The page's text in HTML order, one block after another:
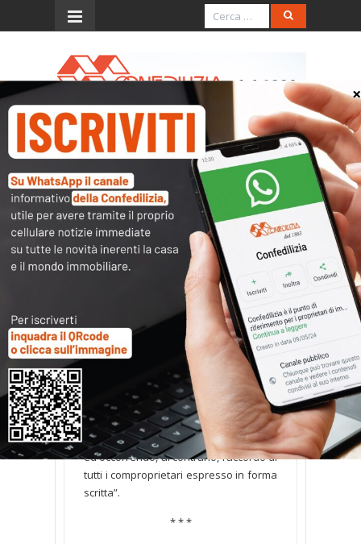
Menu
Delibera ricognitiva su beni
comuni – Poteri
dell’amministratore
La Cassazione (sent. 31.8.’17 n. 20612,
inedita) ha stabilito un principio di
riferimento importante. “La delibera
condominiale – ha detto – che accerti, a
maggioranza, l’ambito dei beni comuni
e l’estensione delle proprietà
esclusive, in deroga all’articolo 1117
cod. civ., è nulla, perché inidonea a
comportare l’acquisto a titolo derivativo
di tali diritti, non essendo sufficiente,
all’uopo, un atto meramente ricognitivo
ed occorrendo, al contrario, l’accordo di
tutti i comproprietari espresso in forma
scritta”.
* * *